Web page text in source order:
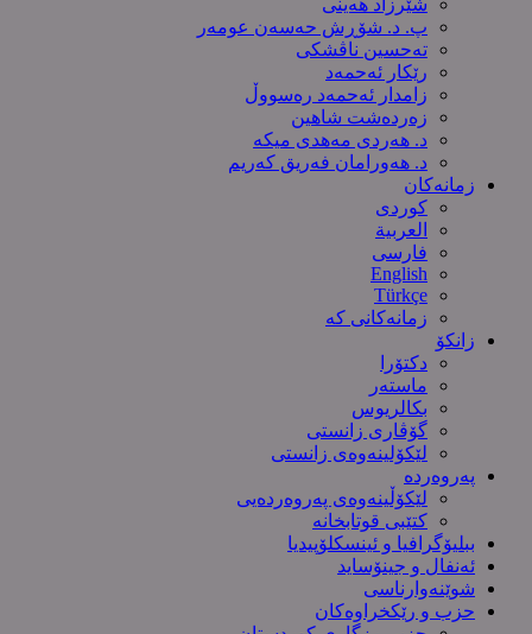
پ. د. شۆڕش حەسەن عومەر
تەحسین ناڤشکی
رێکار ئەحمەد
زامدار ئەحمەد رەسووڵ
زه‌رده‌شت شاهین
د. هەردی مەهدی میکە
د. هەورامان فەریق كەریم
زمانەکان
کوردی
العربیة
فارسی
English
Türkçe
زمانەکانی کە
زانکۆ
دکتۆرا
ماستەر
بکالریوس
گۆڤاری زانستی
لێکۆلینەوەی زانستی
پەروەردە
لێکۆڵینەوەی پەروەردەیی
کتێبی قوتابخانە
ببلیۆگرافیا و ئینسکلۆپیدیا
ئەنفال و جینۆساید
شوێنەوارناسی
حزب و رێکخراوەکان